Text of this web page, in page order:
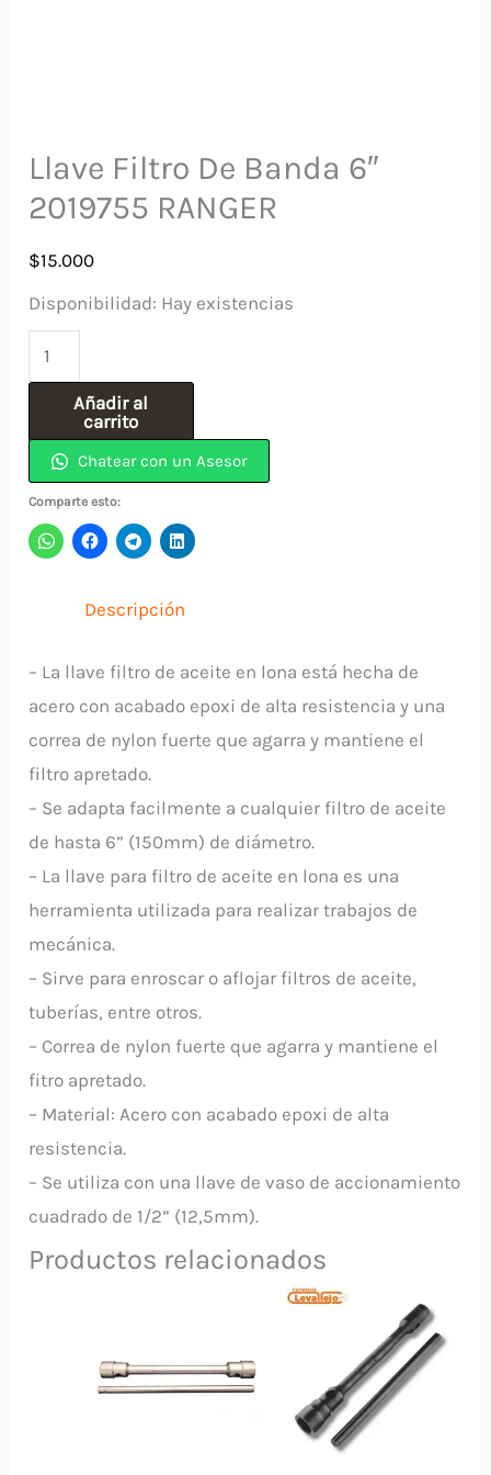
Llave Filtro De Banda 6″
2019755 RANGER
$15.000
Disponibilidad: Hay existencias
Llave
Filtro
Banda
6"
2019755
RANGER
Añadir al
carrito
Chatear con un Asesor
Comparte esto:
Descripción
– La llave filtro de aceite en lona está hecha de
acero con acabado epoxi de alta resistencia y una
correa de nylon fuerte que agarra y mantiene el
filtro apretado.
– Se adapta facilmente a cualquier filtro de aceite
de hasta 6” (150mm) de diámetro.
– La llave para filtro de aceite en lona es una
herramienta utilizada para realizar trabajos de
mecánica.
– Sirve para enroscar o aflojar filtros de aceite,
tuberías, entre otros.
– Correa de nylon fuerte que agarra y mantiene el
fitro apretado.
– Material: Acero con acabado epoxi de alta
resistencia.
– Se utiliza con una llave de vaso de accionamiento
cuadrado de 1/2” (12,5mm).
Productos relacionados